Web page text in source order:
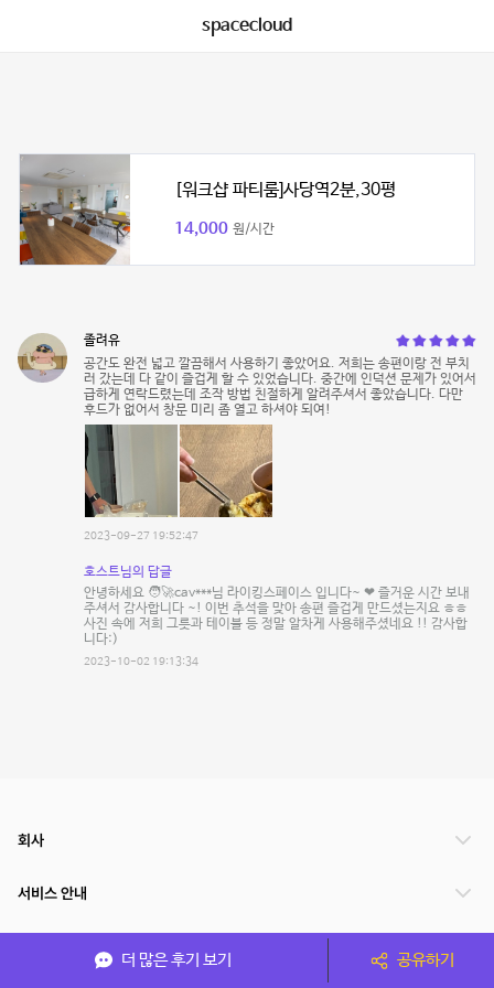
spacecloud
[워크샵 파티룸]사당역2분,30평
14,000 원/시간
졸려유
공간도 완전 넓고 깔끔해서 사용하기 좋았어요. 저희는 송편이랑 전 부치
러 갔는데 다 같이 즐겁게 할 수 있었습니다. 중간에 인덕션 문제가 있어서
급하게 연락드렸는데 조작 방법 친절하게 알려주셔서 좋았습니다. 다만
후드가 없어서 창문 미리 좀 열고 하셔야 되여!
2023-09-27 19:52:47
호스트님의 답글
안녕하세요 🧑‍🚀cav***님 라이킹스페이스 입니다~ ❤ 즐거운 시간 보내
주셔서 감사합니다 ~! 이번 추석을 맞아 송편 즐겁게 만드셨는지요 ㅎㅎ
사진 속에 저희 그릇과 테이블 등 정말 알차게 사용해주셨네요 !! 감사합
니다:)
2023-10-02 19:13:34
더 많은 후기 보기 공유하기
회사
서비스 안내